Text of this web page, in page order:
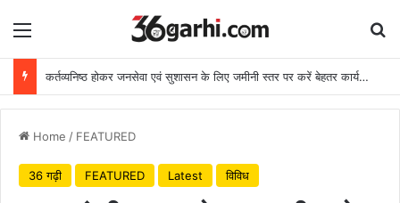
Menu
कर्तव्यनिष्ठ होकर जनसेवा एवं सुशासन के लिए जमीनी स्तर पर करें बेहतर कार्य: मुख्यमंत्री
Home / FEATURED
36 गढ़ी FEATURED Latest विविध